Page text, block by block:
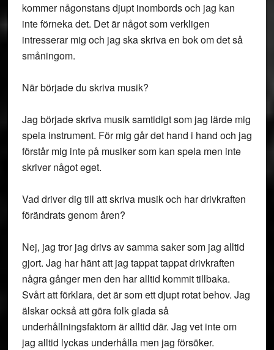
kommer någonstans djupt inombords och jag kan
inte förneka det. Det är något som verkligen
intresserar mig och jag ska skriva en bok om det så
småningom.
När började du skriva musik?
Jag började skriva musik samtidigt som jag lärde mig
spela instrument. För mig går det hand i hand och jag
förstår mig inte på musiker som kan spela men inte
skriver något eget.
Vad driver dig till att skriva musik och har drivkraften
förändrats genom åren?
Nej, jag tror jag drivs av samma saker som jag alltid
gjort. Jag har hänt att jag tappat tappat drivkraften
några gånger men den har alltid kommit tillbaka.
Svårt att förklara, det är som ett djupt rotat behov. Jag
älskar också att göra folk glada så
underhållningsfaktorn är alltid där. Jag vet inte om
jag alltid lyckas underhålla men jag försöker.